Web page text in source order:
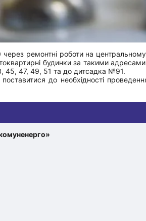
ремонтні роботи на
будинки за такими
45, 47, 49, 51 та до дитсадка №91.
до необхідності